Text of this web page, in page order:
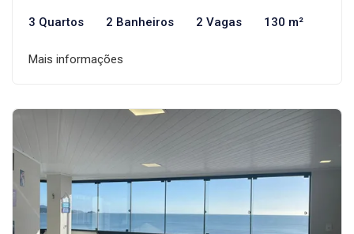
3 Quartos 2 Banheiros 2 Vagas 130 m²
Mais informações